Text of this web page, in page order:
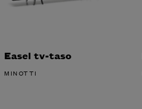
Easel tv-taso
MINOTTI